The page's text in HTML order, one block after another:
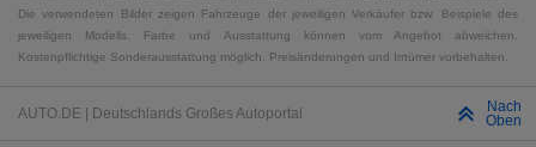
Die verwendeten Bilder zeigen Fahrzeuge der jeweiligen Verkäufer bzw. Beispiele des
jeweiligen Modells. Farbe und Ausstattung können vom Angebot abweichen.
Kostenpflichtige Sonderausstattung möglich. Preisänderungen und Irrtümer vorbehalten.
AUTO.DE | Deutschlands Großes Autoportal
Nach
Oben